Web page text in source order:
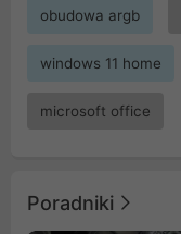
obudowa argb
windows 11 home
microsoft office
Poradniki